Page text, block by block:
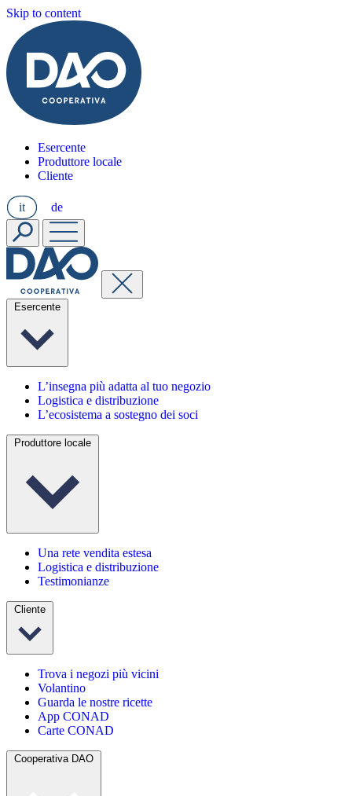
Skip to content
Esercente
Produttore locale
Cliente
it de
Esercente
L’insegna più adatta al tuo negozio
Logistica e distribuzione
L’ecosistema a sostegno dei soci
Produttore locale
Una rete vendita estesa
Logistica e distribuzione
Testimonianze
Cliente
Trova i negozi più vicini
Volantino
Guarda le nostre ricette
App CONAD
Carte CONAD
Cooperativa DAO